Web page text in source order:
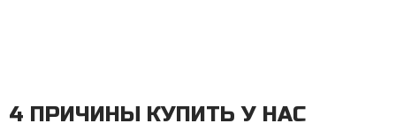
4 ПРИЧИНЫ КУПИТЬ У НАС